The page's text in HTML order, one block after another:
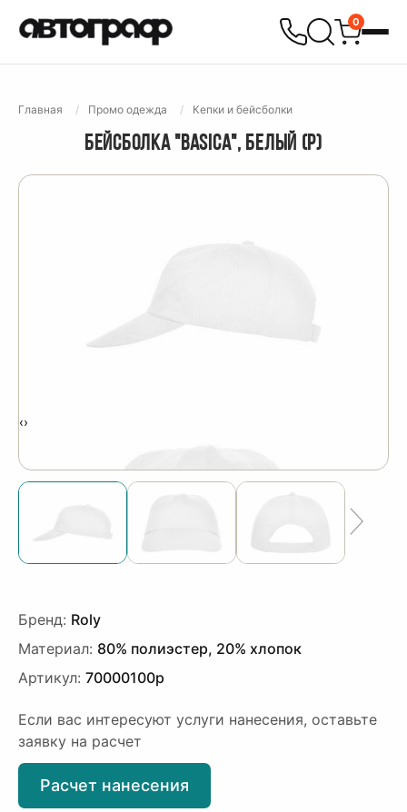
0
Главная Промо одежда Кепки и бейсболки
БЕЙСБОЛКА "BASICA", БЕЛЫЙ (P)
‹›
Бренд: Roly
Материал: 80% полиэстер, 20% хлопок
Артикул: 70000100p
Если вас интересуют услуги нанесения, оставьте
заявку на расчет
Расчет нанесения